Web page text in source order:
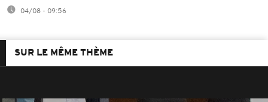
04/08 - 09:56
SUR LE MÊME THÈME